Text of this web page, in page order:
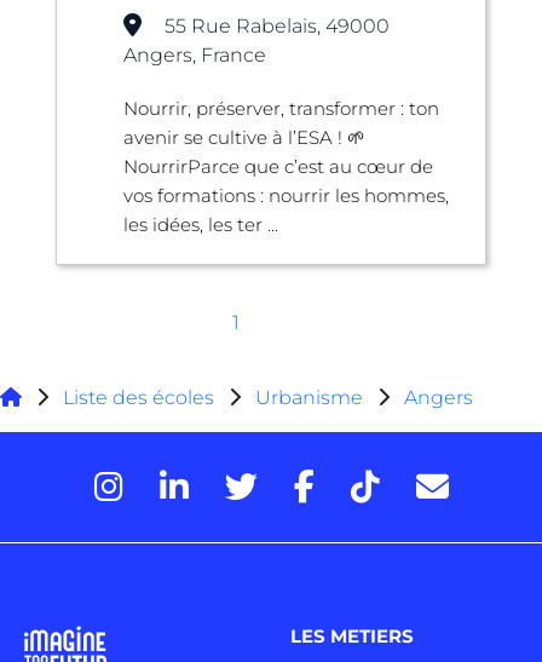
55 Rue Rabelais, 49000
Angers, France
Nourrir, préserver, transformer : ton
avenir se cultive à l’ESA ! 🌱
NourrirParce que c’est au cœur de
vos formations : nourrir les hommes,
les idées, les ter ...
1
Liste des écoles Urbanisme Angers
LES METIERS